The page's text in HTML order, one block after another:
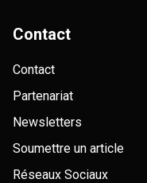
Contact
Contact
Partenariat
Newsletters
Soumettre un article
Réseaux Sociaux